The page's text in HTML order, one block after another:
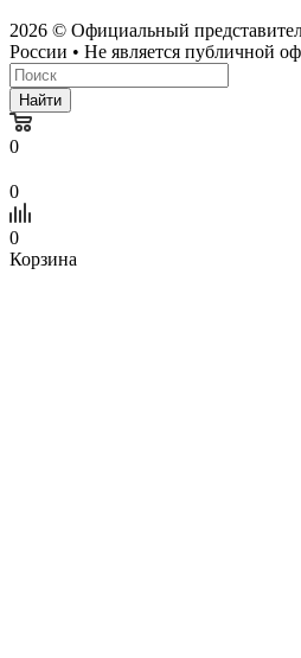
2026 © Официальный
России • Не является публичной
Найти
0
0
0
Корзина